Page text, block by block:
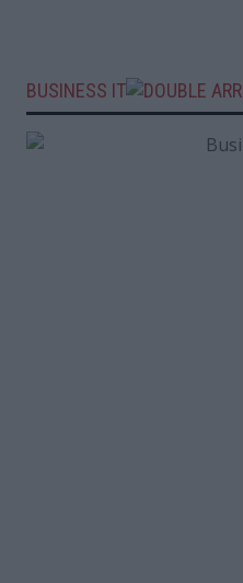
BUSINESS IT